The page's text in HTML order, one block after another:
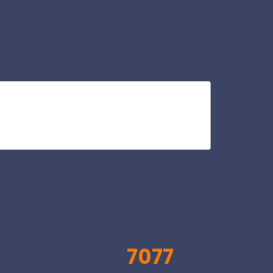
7077